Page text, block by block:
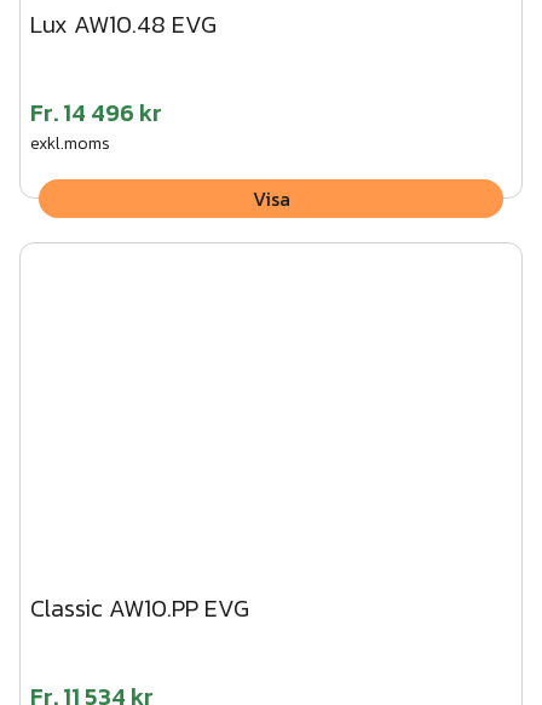
Lux AW10.48 EVG
Fr.14 496 kr
exkl.moms
Visa
Classic AW10.PP EVG
Fr.11 534 kr